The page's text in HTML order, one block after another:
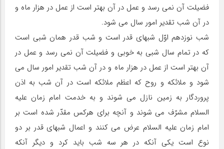
فضیلت آن نمى رسد و عمل در آن بهتر است از عمل در هزار ماه و
در آن شب تقدیر امور سال مى شود.
شب نوزدهم اوّل شبهاى قدر است و شب قدر همان شبى است
که در تمام سال شبى به خوبى و فضیلت آن نمى رسد و عمل در
آن بهتر است از عمل در هزار ماه و در آن شب تقدیر امور سال مى
شود و ملائکه و روح که اعظم ملائکه است در آن شب به اذن
پروردگار به زمین نازل مى شوند و به خدمت امام زمان علیه
السلام مشرّف مى شوند و آنچه براى هرکس مقدّر شده است بر
امام زمان علیه السلام عرض مى کنند و اعمال شبهاى قدر بر دو
نوع است یکى آنکه در هر سه شب باید کرد و دیگر آنکه